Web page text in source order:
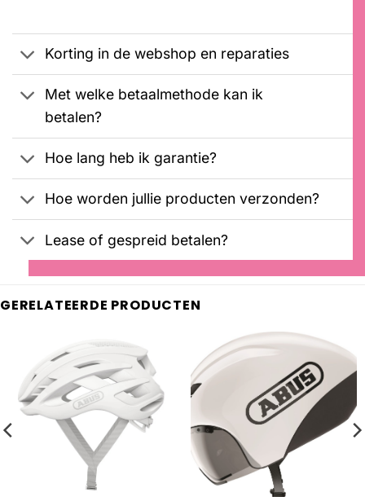
klantbeoordelingen
Korting in de webshop en reparaties
Met welke betaalmethode kan ik
betalen?
Hoe lang heb ik garantie?
Hoe worden jullie producten verzonden?
Lease of gespreid betalen?
GERELATEERDE PRODUCTEN